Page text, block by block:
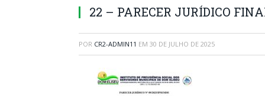
22 – PARECER JURÍDICO
POR CR2-ADMIN11 EM 30 DE JULHO DE 2025